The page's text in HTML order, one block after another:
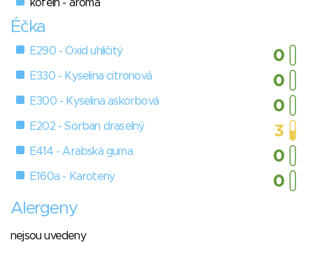
kofein - aroma
Éčka
E290 - Oxid uhličitý
E330 - Kyselina citronová
E300 - Kyselina askorbová
E202 - Sorban draselný
E414 - Arabská guma
E160a - Karoteny
Alergeny
nejsou uvedeny